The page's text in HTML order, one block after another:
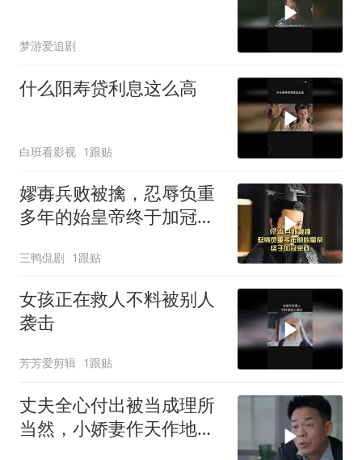
梦游爱追剧
什么阳寿贷利息这么高
白班看影视 1跟贴
嫪毐兵败被擒，忍辱负重
多年的始皇帝终于加冠亲
三鸭侃剧 1跟贴
女孩正在救人不料被别人
袭击
芳芳爱剪辑 1跟贴
丈夫全心付出被当成理所
当然，小娇妻作天作地，